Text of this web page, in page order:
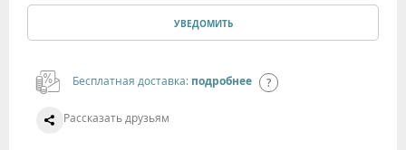
УВЕДОМИТЬ
Бесплатная доставка: подробнее
Рассказать друзьям